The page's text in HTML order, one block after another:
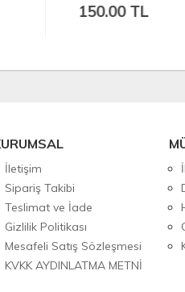
150.00 TL
İletişim
Sipariş Takibi
Teslimat ve İade
Gizlilik Politikası
Mesafeli Satış Sözleşmesi
KVKK AYDINLATMA METNİ